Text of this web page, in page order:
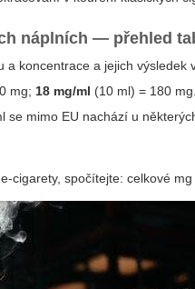
náplních — přehled
a koncentrace a jejich výsledek
mg; 18 mg/ml (10 ml) = 180
mimo EU nachází u
cigarety, spočítejte:celkové